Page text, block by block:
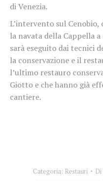
di Venezia.
L’intervento sul
la navata della Cappella
sarà eseguito dai tecnici
la conservazione e il
l’ultimo restauro
Giotto e che hanno già
cantiere.
Categoria: Restauri Di